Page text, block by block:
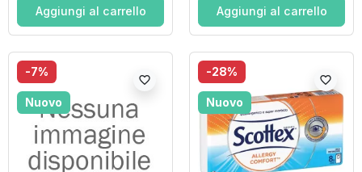
Aggiungi al carrello Aggiungi al carrello
-7%
Nuovo
favorite_border
-28%
Nuovo
favorite_border